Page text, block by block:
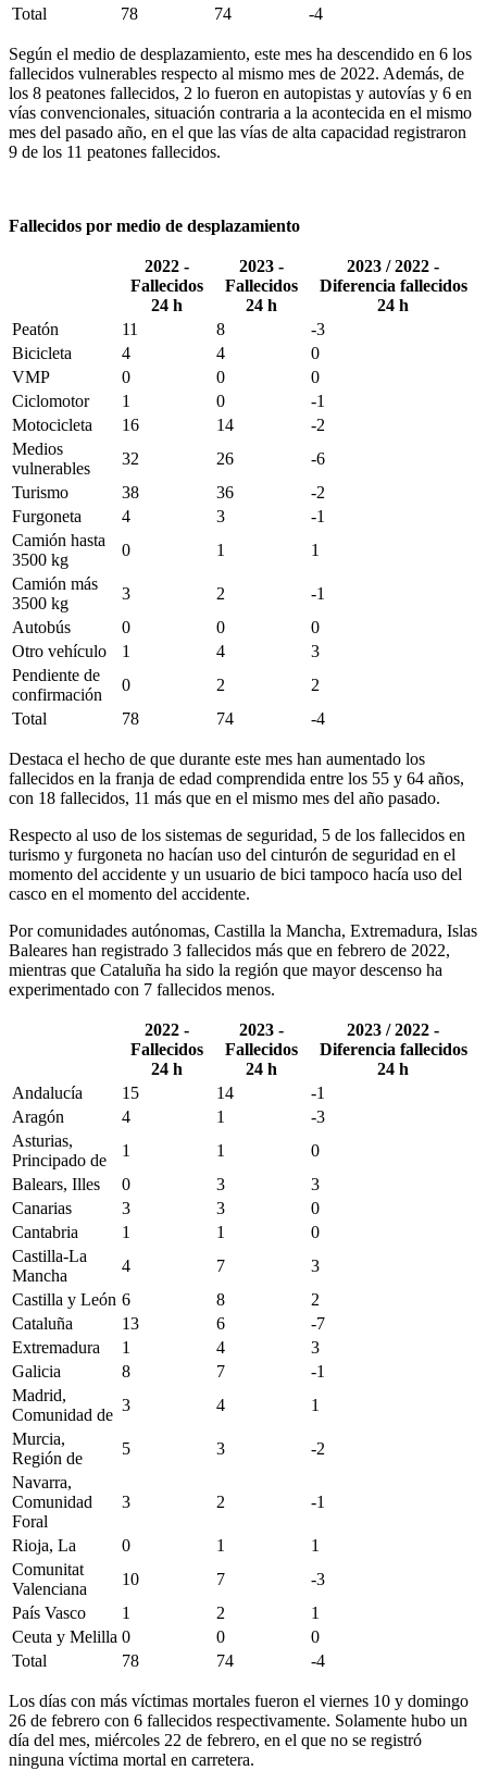
Total
78 74 -4
Según el medio de desplazamiento, este mes ha descendido en 6 los
fallecidos vulnerables respecto al mismo mes de 2022. Además, de
los 8 peatones fallecidos, 2 lo fueron en autopistas y autovías y 6 en
vías convencionales, situación contraria a la acontecida en el mismo
mes del pasado año, en el que las vías de alta capacidad registraron
9 de los 11 peatones fallecidos.
Fallecidos por medio de desplazamiento
2022 -
Fallecidos
24 h
2023 -
Fallecidos
24 h
2023 / 2022 -
Diferencia fallecidos
24 h
Peatón
11 8
-3
Bicicleta
4 4
0
VMP
0 0
0
Ciclomotor
1 0
-1
Motocicleta
16 14
-2
Medios
vulnerables
32 26
-6
Turismo
38 36
-2
Furgoneta
4 3
-1
Camión hasta
3500 kg
0 1
1
Camión más
3500 kg
3 2
-1
Autobús
0 0
0
Otro vehículo
1 4
3
Pendiente de
confirmación
0 2
2
Total
78 74 -4
Destaca el hecho de que durante este mes han aumentado los
fallecidos en la franja de edad comprendida entre los 55 y 64 años,
con 18 fallecidos, 11 más que en el mismo mes del año pasado.
Respecto al uso de los sistemas de seguridad, 5 de los fallecidos en
turismo y furgoneta no hacían uso del cinturón de seguridad en el
momento del accidente y un usuario de bici tampoco hacía uso del
casco en el momento del accidente.
Por comunidades autónomas, Castilla la Mancha, Extremadura, Islas
Baleares han registrado 3 fallecidos más que en febrero de 2022,
mientras que Cataluña ha sido la región que mayor descenso ha
experimentado con 7 fallecidos menos.
2022 -
Fallecidos
24 h
2023 -
Fallecidos
24 h
2023 / 2022 -
Diferencia fallecidos
24 h
Andalucía
15 14
-1
Aragón
4 1
-3
Asturias,
Principado de
1 1
0
Balears, Illes
0 3
3
Canarias
3 3
0
Cantabria
1 1
0
Castilla-La
Mancha
4 7
3
Castilla y León 6 8
2
Cataluña
13 6
-7
Extremadura
1 4
3
Galicia
8 7
-1
Madrid,
Comunidad de
3 4
1
Murcia,
Región de
5 3
-2
Navarra,
Comunidad
Foral
3 2 -1
Rioja, La 0 1
1
Comunitat
Valenciana
10 7
-3
País Vasco
1 2
1
Ceuta y Melilla 0 0
0
Total
78 74 -4
Los días con más víctimas mortales fueron el viernes 10 y domingo
26 de febrero con 6 fallecidos respectivamente. Solamente hubo un
día del mes, miércoles 22 de febrero, en el que no se registró
ninguna víctima mortal en carretera.